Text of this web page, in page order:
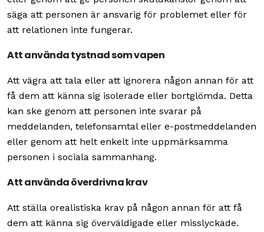
säga att personen är ansvarig för problemet eller för
att relationen inte fungerar.
Att använda tystnad som vapen
Att vägra att tala eller att ignorera någon annan för att
få dem att känna sig isolerade eller bortglömda. Detta
kan ske genom att personen inte svarar på
meddelanden, telefonsamtal eller e-postmeddelanden
eller genom att helt enkelt inte uppmärksamma
personen i sociala sammanhang.
Att använda överdrivna krav
Att ställa orealistiska krav på någon annan för att få
dem att känna sig överväldigade eller misslyckade.